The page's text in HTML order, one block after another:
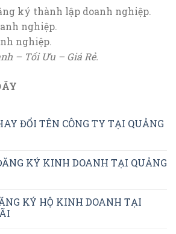
ký thành lập doanh nghiệp.
nghiệp.
nghiệp.
– Tối Ưu – Giá Rẻ.
ĐỔI TÊN CÔNG TY TẠI QUẢNG
KÝ KINH DOANH TẠI QUẢNG
KÝ HỘ KINH DOANH TẠI